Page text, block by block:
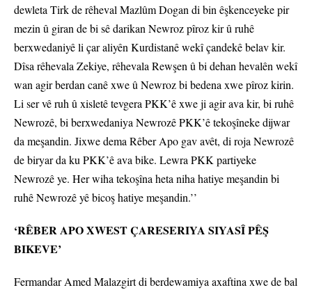
dewleta Tirk de rêheval Mazlûm Dogan di bin êşkenceyeke pir
mezin û giran de bi sê darikan Newroz pîroz kir û ruhê
berxwedaniyê li çar aliyên Kurdistanê wekî çandekê belav kir.
Dîsa rêhevala Zekiye, rêhevala Rewşen û bi dehan hevalên wekî
wan agir berdan canê xwe û Newroz bi bedena xwe pîroz kirin.
Li ser vê ruh û xisletê tevgera PKK’ê xwe ji agir ava kir, bi ruhê
Newrozê, bi berxwedaniya Newrozê PKK’ê tekoşîneke dijwar
da meşandin. Jixwe dema Rêber Apo gav avêt, di roja Newrozê
de biryar da ku PKK’ê ava bike. Lewra PKK partiyeke
Newrozê ye. Her wiha tekoşîna heta niha hatiye meşandin bi
ruhê Newrozê yê bicoş hatiye meşandin.’’
‘RÊBER APO XWEST ÇARESERIYA SIYASÎ PÊŞ
BIKEVE’
Fermandar Amed Malazgirt di berdewamiya axaftina xwe de bal